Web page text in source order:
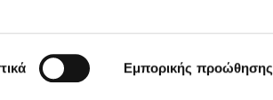
Εμπορικής προώθησης
by Powered by